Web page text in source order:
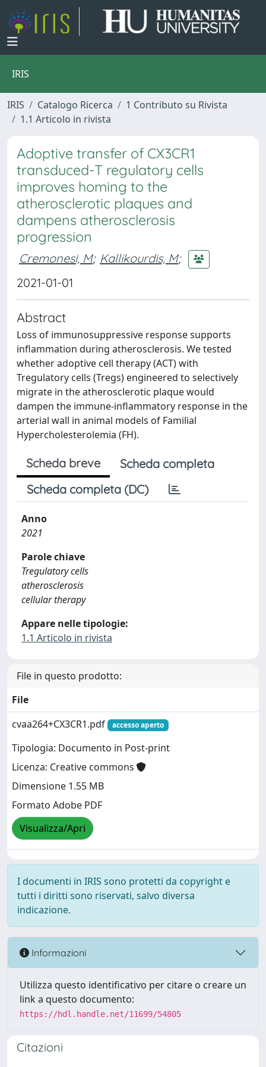
IRIS
IRIS Catalogo Ricerca
1 Contributo su Rivista
1.1 Articolo in rivista
Adoptive transfer of CX3CR1
transduced-T regulatory cells
improves homing to the
atherosclerotic plaques and
dampens atherosclerosis
progression
Cremonesi, M; Kallikourdis, M;
2021-01-01
Abstract
Loss of immunosuppressive response supports
inflammation during atherosclerosis. We tested
whether adoptive cell therapy (ACT) with
Tregulatory cells (Tregs) engineered to selectively
migrate in the atherosclerotic plaque would
dampen the immune-inflammatory response in the
arterial wall in animal models of Familial
Hypercholesterolemia (FH).
Scheda breve
Scheda completa
Scheda completa (DC)
Anno
2021
Parole chiave
Tregulatory cells
atherosclerosis
cellular therapy
Appare nelle tipologie:
1.1 Articolo in rivista
File in questo prodotto:
File
cvaa264+CX3CR1.pdf
accesso aperto
Tipologia: Documento in Post-print
Licenza: Creative commons
Dimensione 1.55 MB
Formato Adobe PDF
Visualizza/Apri
I documenti in IRIS sono protetti da copyright e
tutti i diritti sono riservati, salvo diversa
indicazione.
Informazioni
Utilizza questo identificativo per citare o creare un
link a questo documento:
https://hdl.handle.net/11699/54805
Citazioni